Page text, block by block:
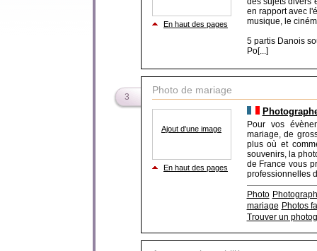
En haut des pages
en rapport avec
musique, le
5 partis Danois
Po[...]
3
Photo de mariage
Ajout d'une image
En haut des pages
Pour vos
mariage, de
plus où et
souvenirs, la
de France vous
professionnelles
Photo
mariage Photos
Trouver un